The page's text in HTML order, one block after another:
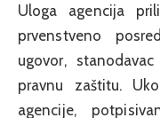
Uloga agencija
prvenstveno
ugovor,
pravnu zaštitu.
agencije,